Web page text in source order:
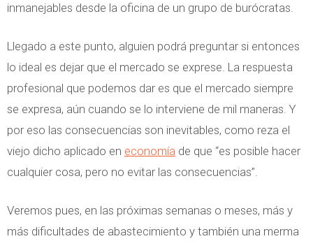
inmanejables desde la oficina de un grupo de burócratas.
Llegado a este punto, alguien podrá preguntar si entonces
lo ideal es dejar que el mercado se exprese. La respuesta
profesional que podemos dar es que el mercado siempre
se expresa, aún cuando se lo interviene de mil maneras. Y
por eso las consecuencias son inevitables, como reza el
viejo dicho aplicado en economía de que “es posible hacer
cualquier cosa, pero no evitar las consecuencias”.
Veremos pues, en las próximas semanas o meses, más y
más dificultades de abastecimiento y también una merma